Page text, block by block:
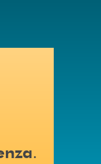
alla pagina della
.